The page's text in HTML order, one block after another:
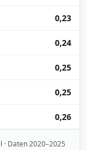
0,23
0,24
0,25
0,25
0,26
Daten 2020–2025